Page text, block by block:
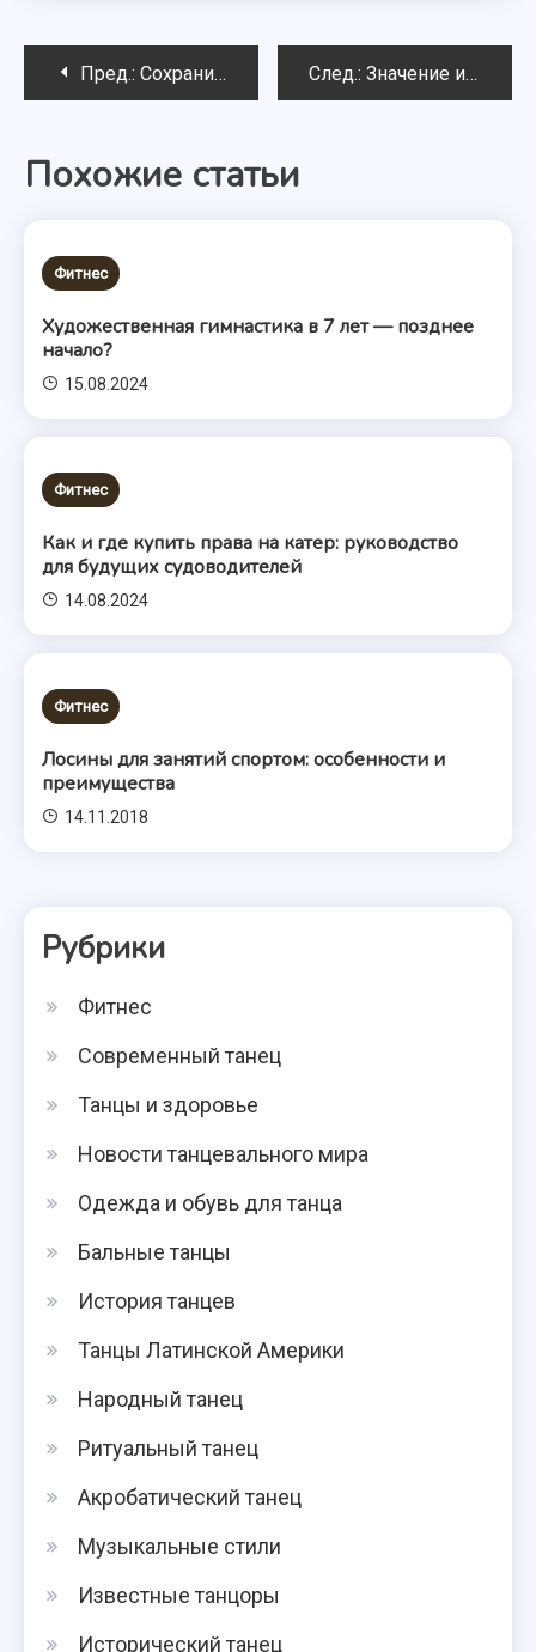
Навигация
записям
Пред.: Сохрани чудесные моменты путешествий с помощью стретч карты Discovery Map World След.: Значение и особенности гидрованса
Похожие статьи
Фитнес
Художественная гимнастика в 7 лет — позднее
начало?
15.08.2024
Фитнес
Как и где купить права на катер: руководство
для будущих судоводителей
14.08.2024
Фитнес
Лосины для занятий спортом: особенности и
преимущества
14.11.2018
Рубрики
Фитнес
Современный танец
Танцы и здоровье
Новости танцевального мира
Одежда и обувь для танца
Бальные танцы
История танцев
Танцы Латинской Америки
Народный танец
Ритуальный танец
Акробатический танец
Музыкальные стили
Известные танцоры
Исторический танец